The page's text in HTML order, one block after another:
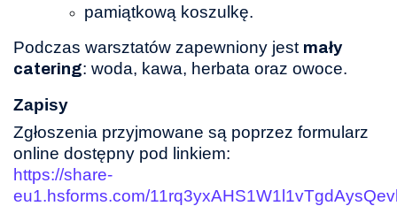
pamiątkową koszulkę.
Podczas warsztatów zapewniony jest mały
catering: woda, kawa, herbata oraz owoce.
Zapisy
Zgłoszenia przyjmowane są poprzez formularz
online dostępny pod linkiem:
https://share-
eu1.hsforms.com/